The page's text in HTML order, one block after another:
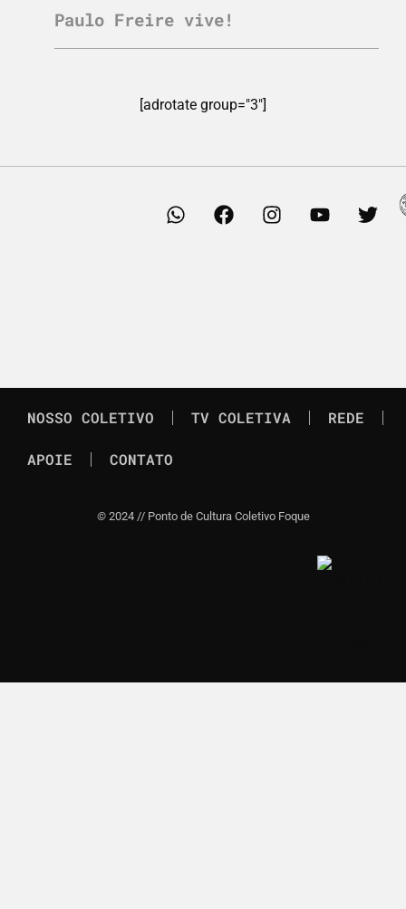
Paulo Freire vive!
[adrotate group="3"]
NOSSO COLETIVO TV COLETIVA REDE
APOIE CONTATO
© 2024 // Ponto de Cultura Coletivo Foque